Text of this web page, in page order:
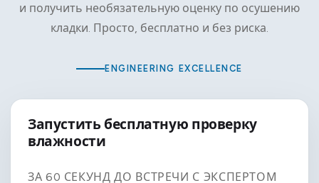
и получить необязательную оценку по осушению
кладки. Просто, бесплатно и без риска.
ENGINEERING EXCELLENCE
Запустить бесплатную проверку
влажности
ЗА 60 СЕКУНД ДО ВСТРЕЧИ С ЭКСПЕРТОМ